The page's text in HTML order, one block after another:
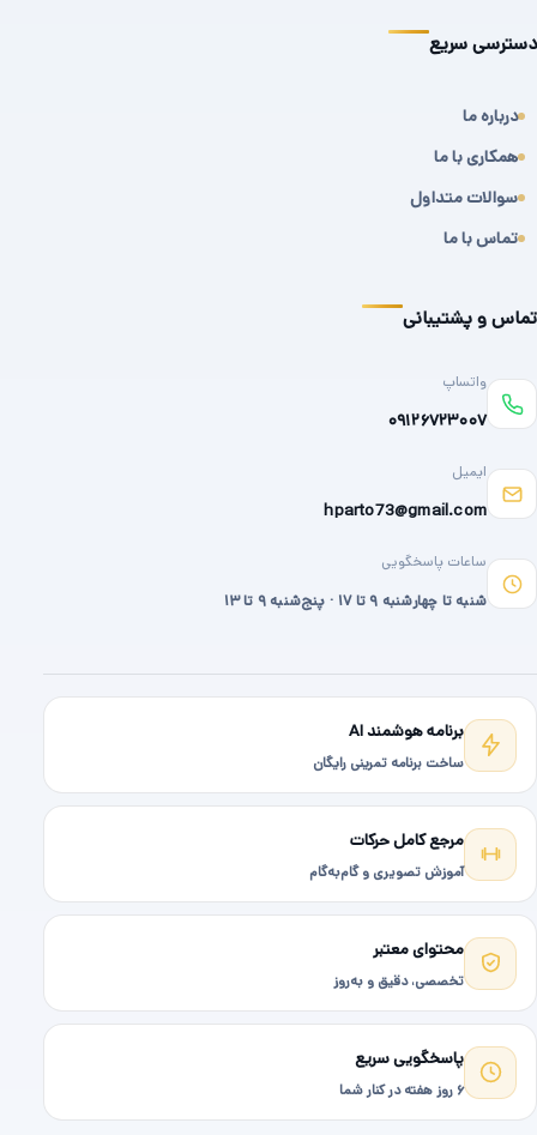
دسترسی سریع
درباره ما
همکاری با ما
سوالات متداول
تماس با ما
تماس و پشتیبانی
واتساپ
۰۹۱۲۶۷۲۳۰۰۷
ایمیل
hparto73@gmail.com
ساعات پاسخگویی
شنبه تا چهارشنبه ۹ تا ۱۷ · پنج‌شنبه ۹ تا ۱۳
برنامه هوشمند AI
ساخت برنامه تمرینی رایگان
مرجع کامل حرکات
آموزش تصویری و گام‌به‌گام
محتوای معتبر
تخصصی، دقیق و به‌روز
پاسخگویی سریع
۶ روز هفته در کنار شما